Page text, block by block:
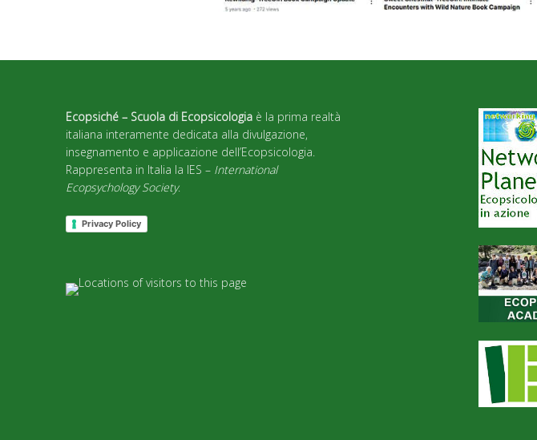
Ecopsiché – Scuola di Ecopsicologia è la prima realtà
italiana interamente dedicata alla divulgazione,
insegnamento e applicazione dell’Ecopsicologia.
Rappresenta in Italia la IES – International
Ecopsychology Society.
Privacy Policy